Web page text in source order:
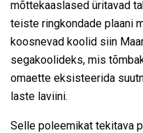
mõttekaaslased üritavad
teiste ringkondade plaani
koosnevad koolid siin
segakoolideks, mis
omaette eksisteerida
laste laviini.
Selle poleemikat tekitava